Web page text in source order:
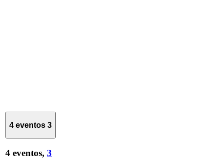
4 eventos 3
4 eventos, 3